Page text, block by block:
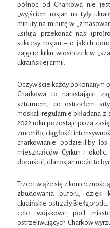
północ od Charkowa nie
„wyjściem rosjan na tyły
minuty na minutę w
usiłują przekonać nas
sukcesy rosjan – o jakich
zajęcie kilku wioseczek w
ukraińskiej armii.
Oczywiście każdy pokonanym
Charkowa to narastające
szturmem, co ostrzałem
moskali regularnie okładana
2022 roku pozostaje poza
zmieniło, ciągłość i
charkowianie podzieliliby los
mieszkańców Cyrkun i
dopuścić, dla rosjan może to
Trzeci wiąże się z
zbudowania buforu, dzięki
ukraińskie ostrzały
cele wojskowe pod
ostrzeliwujących Charków